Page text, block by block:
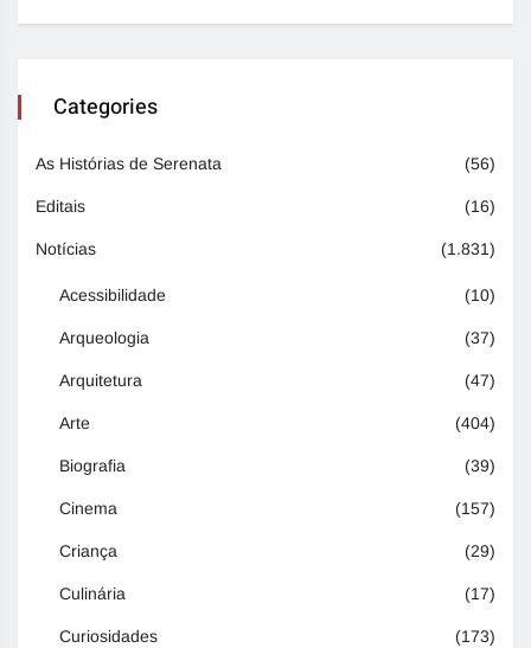
Categories
As Histórias de Serenata (56)
Editais (16)
Notícias (1.831)
Acessibilidade (10)
Arqueologia (37)
Arquitetura (47)
Arte (404)
Biografia (39)
Cinema (157)
Criança (29)
Culinária (17)
Curiosidades (173)